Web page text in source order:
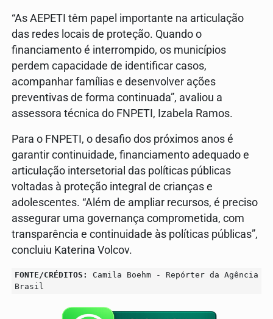
“As AEPETI têm papel importante na articulação
das redes locais de proteção. Quando o
financiamento é interrompido, os municípios
perdem capacidade de identificar casos,
acompanhar famílias e desenvolver ações
preventivas de forma continuada”, avaliou a
assessora técnica do FNPETI, Izabela Ramos.
Para o FNPETI, o desafio dos próximos anos é
garantir continuidade, financiamento adequado e
articulação intersetorial das políticas públicas
voltadas à proteção integral de crianças e
adolescentes. “Além de ampliar recursos, é preciso
assegurar uma governança comprometida, com
transparência e continuidade às políticas públicas”,
concluiu Katerina Volcov.
FONTE/CRÉDITOS:
Camila Boehm - Repórter da Agência
Brasil